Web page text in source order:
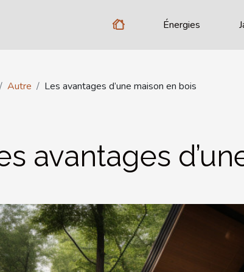
Énergies
Autre Les avantages d’une maison en bois
avantages